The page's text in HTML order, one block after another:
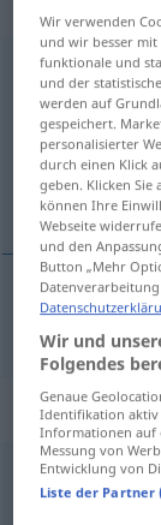
urozmaicony
Übersicht
(Für mehr
bogaty,
Wir verwenden
und wir besser
funktionale und
und der
werden auf
gespeichert.
personalisierter
durch einen Klick
geben. Klicken Sie
können Ihre
Webseite
und den
Button „Mehr
Wir und
Folgendes
Genaue
Identifikation
Informationen auf
Messung von
Entwicklung von
Liste der Partner